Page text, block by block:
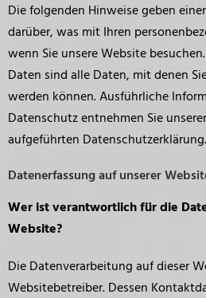
Die folgenden Hinweise geben
darüber, was mit Ihren
wenn Sie unsere Website
Daten sind alle Daten, mit denen
werden können. Ausführliche
Datenschutz entnehmen Sie
aufgeführten Datenschutzerklärung.
Datenerfassung auf unserer
Wer ist verantwortlich für die
Website?
Die Datenverarbeitung auf dieser
Websitebetreiber. Dessen